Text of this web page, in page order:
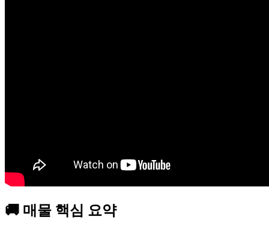
🚚 매물 핵심 요약